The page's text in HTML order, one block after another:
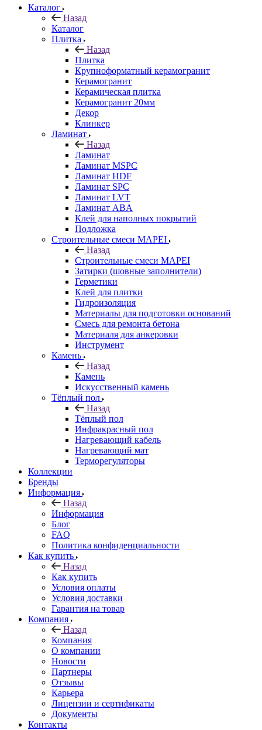
Каталог
Назад
Каталог
Плитка
Назад
Плитка
Крупноформатный керамогранит
Керамогранит
Керамическая плитка
Керамогранит 20мм
Декор
Клинкер
Ламинат
Назад
Ламинат
Ламинат MSPC
Ламинат HDF
Ламинат SPC
Ламинат LVT
Ламинат ABA
Клей для наполных покрытий
Подложка
Строительные смеси MAPEI
Назад
Строительные смеси MAPEI
Затирки (шовные заполнители)
Герметики
Клей для плитки
Гидроизоляция
Материалы для подготовки оснований
Смесь для ремонта бетона
Материаля для анкеровки
Инструмент
Камень
Назад
Камень
Искусственный камень
Тёплый пол
Назад
Тёплый пол
Инфракрасный пол
Нагревающий кабель
Нагревающий мат
Терморегуляторы
Коллекции
Бренды
Информация
Назад
Информация
Блог
FAQ
Политика конфиденциальности
Как купить
Назад
Как купить
Условия оплаты
Условия доставки
Гарантия на товар
Компания
Назад
Компания
О компании
Новости
Партнеры
Отзывы
Карьера
Лицензии и сертификаты
Документы
Контакты